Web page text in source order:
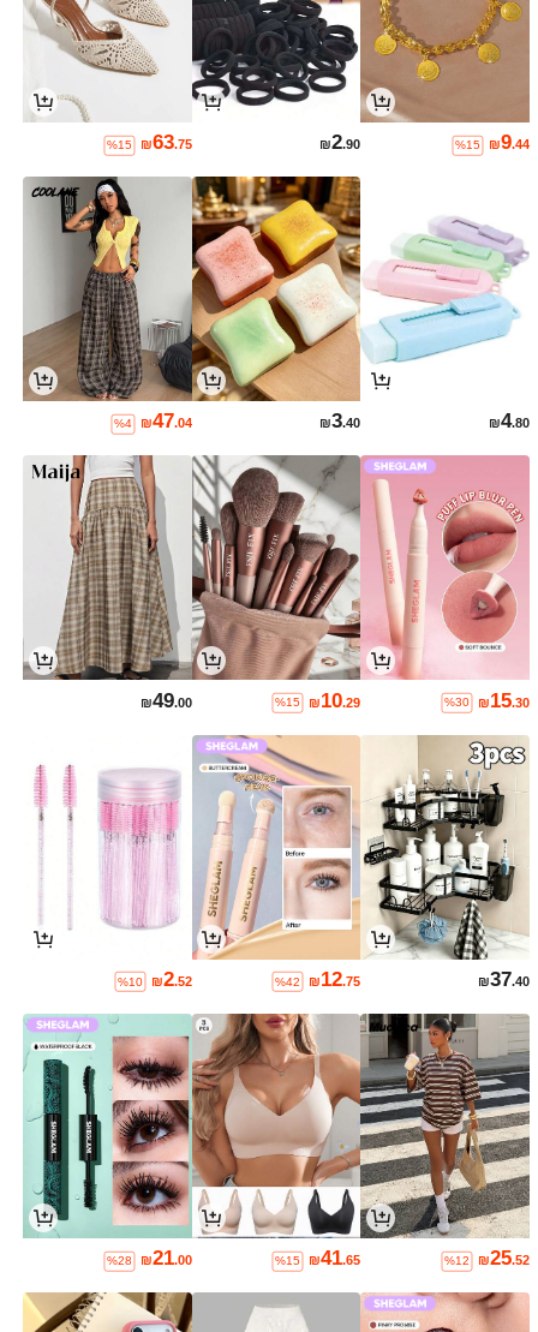
₪9.44
%15
₪2.90
₪63.75
%15
₪4.80
₪3.40
₪47.04
%4
₪15.30
%30
₪10.29
%15
₪49.00
₪37.40
₪12.75
%42
₪2.52
%10
₪25.52
%12
₪41.65
%15
₪21.00
%28